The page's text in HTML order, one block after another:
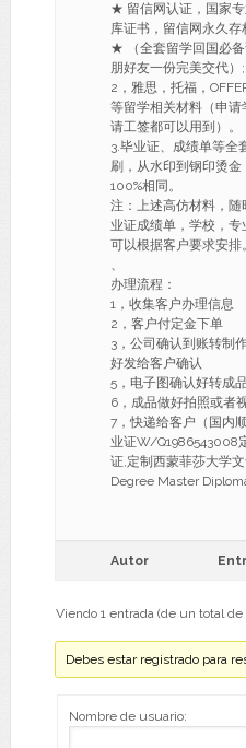
★ 留信网认证，国家
库证书，留信网永久存
★ （全套留学回国必
朋好友一份完美交代）;
2，雅思，托福，
等留学相关材料（申请
请工签都可以用到）。
3.毕业证、成绩单等全
刷，从水印到钢印烫
100%相同。
注：上述高仿材料，
业证成绩单，学校，
可以根据客户要求安排。
、
办理流程：
1，收集客户办理信息
2，客户付定金下单
3，公司确认到账转制
好发给客户确认
5，电子图确认好转成
6，成品做好拍照或者
7，快递给客户（国内
业证W/Q1986543008
证,定制西蒙菲莎大学
Degree Master
Autor
Viendo 1 entrada (de un total de
Debes estar registrado para
Nombre de usuario: